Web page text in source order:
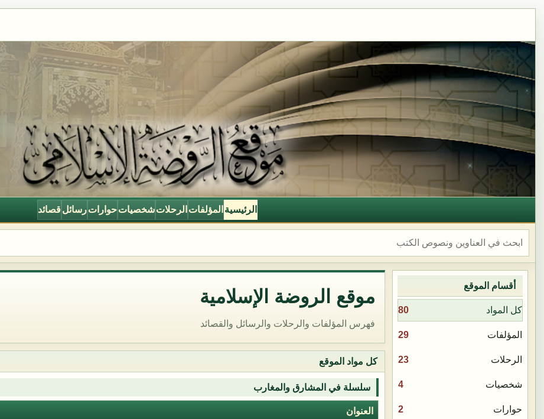
الرئيسية المؤلفات الرحلات شخصيات حوارات رسائل قصائد
أقسام الموقع
كل المواد 80
المؤلفات 29
الرحلات 23
شخصيات 4
حوارات 2
موقع الروضة الإسلامية
فهرس المؤلفات والرحلات والرسائل والقصائد
كل مواد الموقع
سلسلة في المشارق والمغارب
العنوان